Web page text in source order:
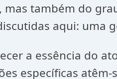
também do
aqui: uma
a essência do
específicas